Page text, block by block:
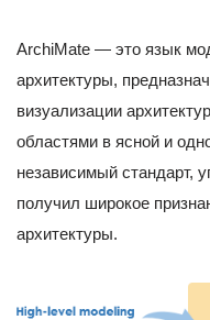
ArchiMate — это язык
архитектуры,
визуализации
областями в ясной и
независимый стандарт,
получил широкое
архитектуры.